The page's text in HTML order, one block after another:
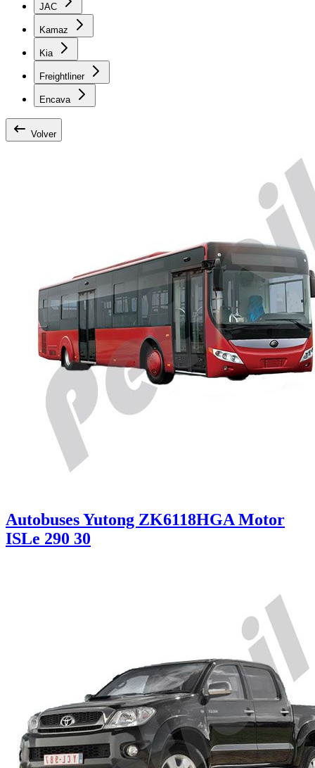
JAC
Kamaz
Kia
Freightliner
Encava
Volver
Autobuses Yutong ZK6118HGA Motor
ISLe 290 30